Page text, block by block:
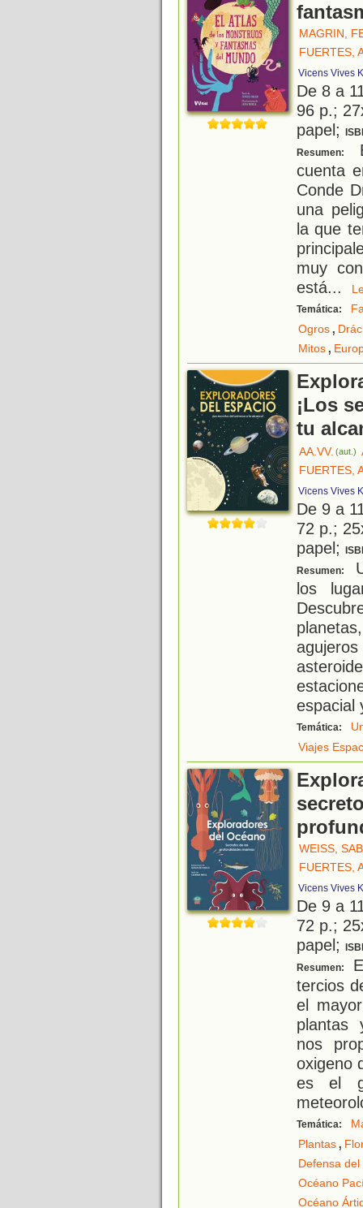
MAGRIN,
FUERTES,
Vicens Vives
De 8 a
96 p.;
papel;
Resumen:
cuenta
Conde
una
la que
muy
está...
Temática:
Ogros,
Mitos,
¡Los
tu
AA.VV. (aut.)
FUERTES,
Vicens Vives
De 9 a
72 p.;
papel;
Resumen:
los
espacial
Temática:
Viajes
WEISS,
FUERTES,
Vicens Vives
De 9 a
72 p.;
papel;
Resumen:
tercios
el
plantas
nos
oxigeno
es el
Temática:
Plantas,
Defensa
Océano
Océano